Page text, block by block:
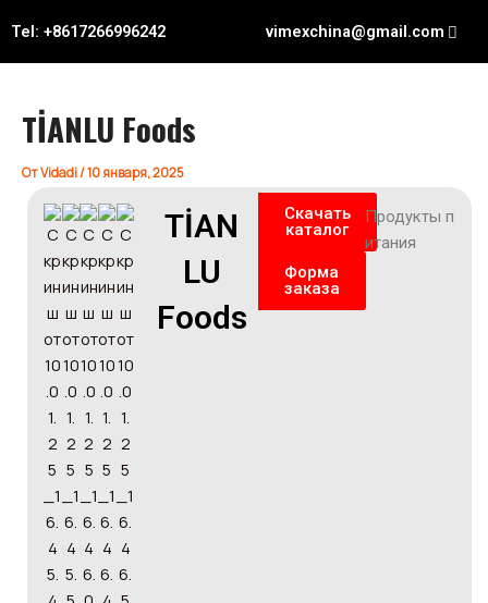
содержимому
Tel: +8617266996242 vimexchina@gmail.com
TİANLU Foods
ОтVidadi/10 января, 2025
TİAN
LU
Foods
Скачать
каталог
Форма
заказа
Продукты п
итания
по
записям